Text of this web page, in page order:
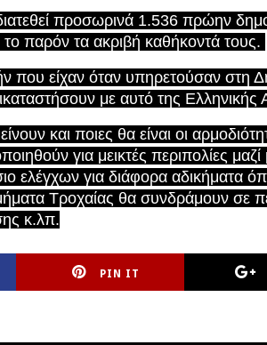
προσωρινά 1.536 πρώην
παρόν τα ακριβή καθήκοντά τους.
που είχαν όταν υπηρετούσαν στη
με αυτό της Ελληνικής
και ποιες θα είναι οι
για μεικτές περιπολίες μαζί
ελέγχων για διάφορα αδικήματα
Τροχαίας θα συνδράμουν σε
κ.λπ.
PIN IT